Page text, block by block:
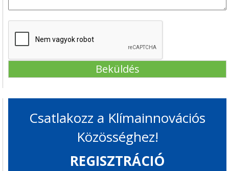
Csatlakozz a Klímainnovációs
Közösséghez!
REGISZTRÁCIÓ